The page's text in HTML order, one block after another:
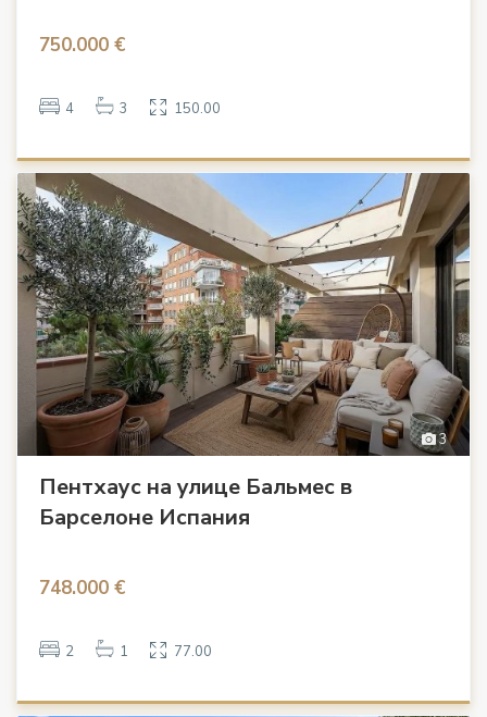
750.000 €
4 3 150.00
3
Пентхаус на улице Бальмес в
Барселоне Испания
748.000 €
2 1 77.00